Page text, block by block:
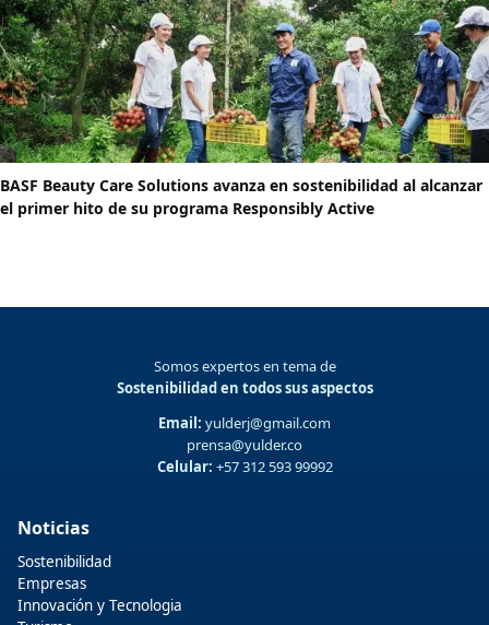
BASF Beauty Care Solutions avanza en sostenibilidad al alcanzar
el primer hito de su programa Responsibly Active
Somos expertos en tema de
Sostenibilidad en todos sus aspectos
Email: yulderj@gmail.com
prensa@yulder.co
Celular: +57 312 593 99992
Noticias
Sostenibilidad
Empresas
Innovación y Tecnologia